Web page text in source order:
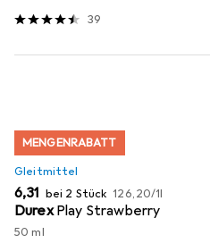
39
MENGENRABATT
Gleitmittel
EUR
6,31 bei 2 Stück EUR
126,20/1l
Durex Play Strawberry
50 ml